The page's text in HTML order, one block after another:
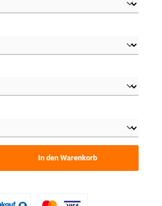
In den Warenkorb